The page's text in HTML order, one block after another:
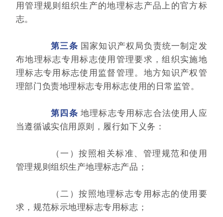
用管理规则组织生产的地理标志产品上的官方标
志。
第三条 国家知识产权局负责统一制定发
布地理标志专用标志使用管理要求，组织实施地
理标志专用标志使用监督管理。地方知识产权管
理部门负责地理标志专用标志使用的日常监管。
第四条 地理标志专用标志合法使用人应
当遵循诚实信用原则，履行如下义务：
（一）按照相关标准、管理规范和使用
管理规则组织生产地理标志产品；
（二）按照地理标志专用标志的使用要
求，规范标示地理标志专用标志；